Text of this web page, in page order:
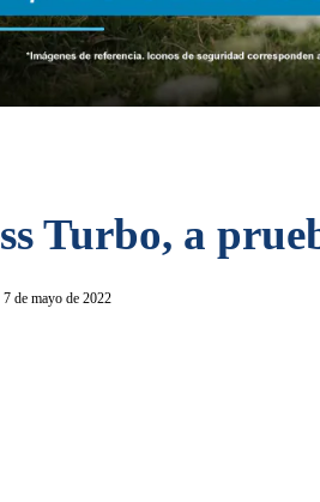
Turbo, a
7 de mayo de 2022